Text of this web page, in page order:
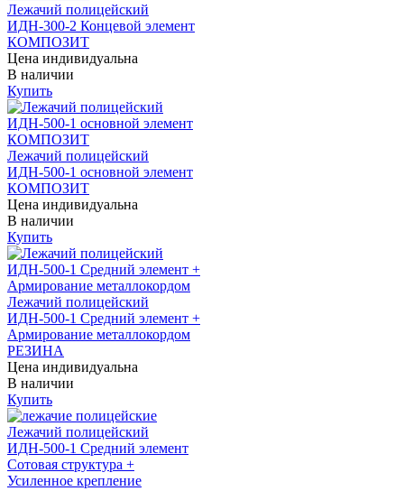
Лежачий полицейский
ИДН-300-2 Концевой элемент
КОМПОЗИТ
Цена индивидуальна
В наличии
Купить
Лежачий полицейский
ИДН-500-1 основной элемент
КОМПОЗИТ
Цена индивидуальна
В наличии
Купить
Лежачий полицейский
ИДН-500-1 Средний элемент +
Армирование металлокордом
РЕЗИНА
Цена индивидуальна
В наличии
Купить
Лежачий полицейский
ИДН-500-1 Средний элемент
Сотовая структура +
Усиленное крепление